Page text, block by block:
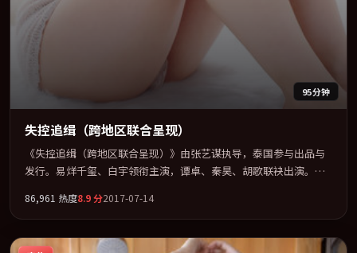
95分钟
失控追缉（跨地区联合呈现）
《失控追缉（跨地区联合呈现）》由张艺谋执导，泰国参与出品与
发行。易烊千玺、白宇领衔主演，谭卓、秦昊、胡歌联袂出演。把
架，在叙事、表演与视听上力求统一。定于 2017-08-28 在内地院线
及主流平台同步亮相，2017 年度话题片中口碑稳健，适合喜欢强情
节与人物弧光的观众完整观看。
86,961 热度8.9分2017-07-14